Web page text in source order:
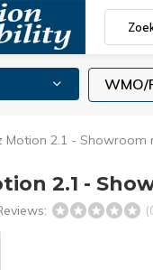
WMO/
Motion 2.1 - Showroom
2.1 -